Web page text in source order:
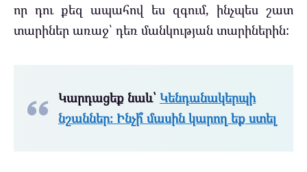
որ դու քեզ ապահով ես զգում, ինչպես շատ
տարիներ առաջ՝ դեռ մանկության տարիներին:
Կարդացեք նաև՝ Կենդանակերպի
նշաններ։ Ինչի՞ մասին կարող եք ստել